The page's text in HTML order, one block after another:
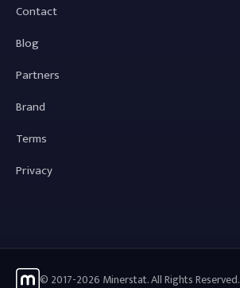
Contact
Blog
Partners
Brand
Terms
Privacy
© 2017-2026 Minerstat. All Rights Reserved.